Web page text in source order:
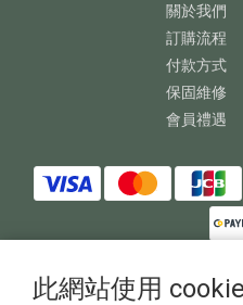
此網站使用
關於我們
訂購流程
付款方式
保固維修
會員禮遇